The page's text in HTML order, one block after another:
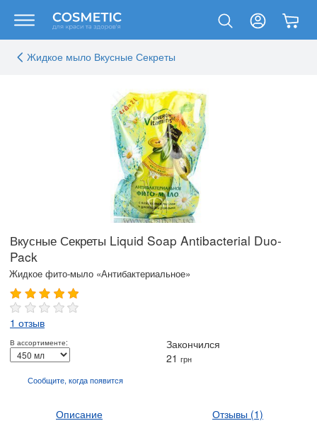
Жидкое мыло Вкусные Секреты
Вкусные Секреты Liquid Soap Antibacterial Duo-
Pack
Жидкое фито-мыло «Антибактериальное»
1 отзыв
В ассортименте:
Закончился
21 грн
Сообщите, когдапоявится
Описание Отзывы (1)